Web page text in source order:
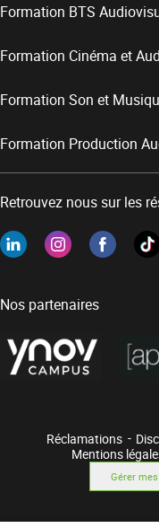
Formation BTS
Formation Cinéma et
Formation Son et
Formation Production
Retrouvez nous sur les
Nos partenaires
Réclamations
Mentions
Gérer